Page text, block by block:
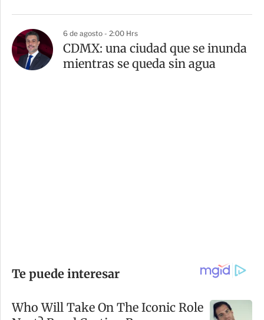
6 de agosto - 2:00 Hrs
CDMX: una ciudad que se inunda
mientras se queda sin agua